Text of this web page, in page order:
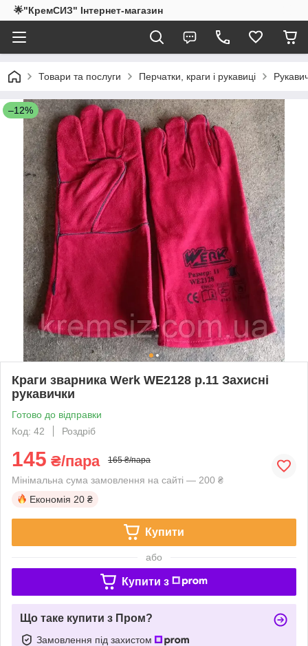
🌟"КремСИЗ" Інтернет-магазин
Товари та послуги Перчатки, краги і рукавиці
–12%
Краги зварника Werk WE2128 р.11 Захисні
рукавички
Готово до відправки
Код: 42
Роздріб
145 ₴/пара 165 ₴/пара
Мінімальна сума замовлення на сайті — 200 ₴
Економія 20 ₴
Купити
або
Купити з
Що таке купити з Пром?
Замовлення під захистом